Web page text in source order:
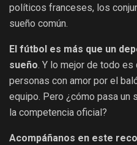
políticos franceses, los
sueño común.
El fútbol es más que un
sueño. Y lo mejor de todo es
personas con amor por el
equipo. Pero ¿cómo pasa un
la competencia oficial?
Acompáñanos en este